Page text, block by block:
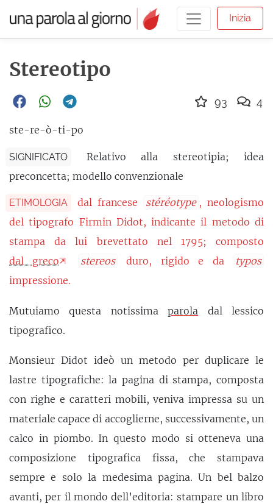
Inizia
Stereotipo
ste-re-ò-ti-po
SIGNIFICATO
Relativo alla stereotipia; idea
preconcetta; modello convenzionale
ETIMOLOGIA dal francese stéréotype , neologismo
del tipografo Firmin Didot, indicante il metodo di
stampa da lui brevettato nel 1795; composto
dal greco
stereos duro, rigido e da
typos
impressione.
Mutuiamo questa notissimaparola dal lessico
tipografico.
Monsieur Didot ideò un metodo per duplicare le
lastre tipografiche: la pagina di stampa, composta
con righe e caratteri mobili, veniva impressa su un
materiale capace di accoglierne, successivamente, un
calco in piombo. In questo modo si otteneva una
composizione tipografica fissa, che stampava
sempre e solo la medesima pagina. Un bel balzo
avanti, per il mondo dell’editoria: stampare un libro
93 4